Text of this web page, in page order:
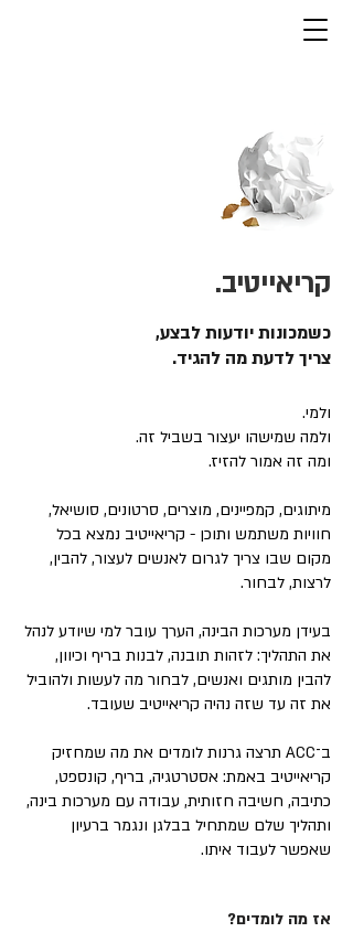
קריאייטיב.
כשמכונות יודעות לבצע,
צריך לדעת מה להגיד.
ולמי.
ולמה שמישהו יעצור בשביל זה.
ומה זה אמור להזיז.
מיתוגים, קמפיינים, מוצרים, סרטונים, סושיאל,
חוויות משתמש ותוכן - קריאייטיב נמצא בכל
מקום שבו צריך לגרום לאנשים לעצור, להבין,
לרצות, לבחור.
בעידן מערכות הבינה, הערך עובר למי שיודע לנהל
את התהליך: לזהות תובנה, לבנות בריף וכיוון,
להבין מותגים ואנשים, לבחור מה לעשות ולהוביל
את זה עד שזה נהיה קריאייטיב שעובד.
ב־ACC תרצה גרנות לומדים את מה שמחזיק
קריאייטיב באמת: אסטרטגיה, בריף, קונספט,
כתיבה, חשיבה חזותית, עבודה עם מערכות בינה,
ותהליך שלם שמתחיל בבלגן ונגמר ברעיון
שאפשר לעבוד איתו.
אז מה לומדים?